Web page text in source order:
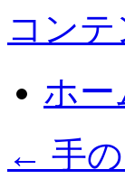
コン
ホー
← 手